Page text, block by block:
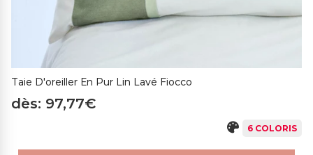
Taie D'oreiller En Pur Lin Lavé Fiocco
dès: 97,77€
6 COLORIS